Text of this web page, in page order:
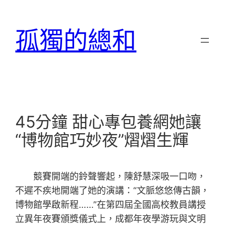
孤獨的總和
45分鐘 甜心專包養網她讓
“博物館巧妙夜”熠熠生輝
競賽開端的鈴聲響起，陳舒慧深吸一口吻，
不遲不疾地開端了她的演講：“文脈悠悠傳古韻，
博物館學啟新程……”在第四屆全國高校教員講授
立異年夜賽頒獎儀式上，成都年夜學游玩與文明